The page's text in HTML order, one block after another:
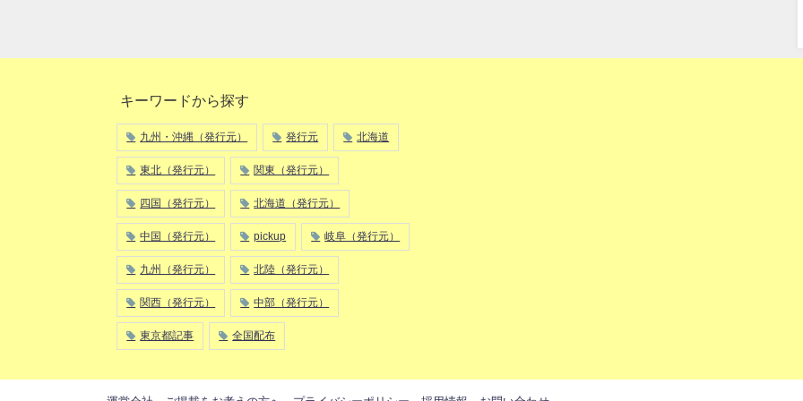
キーワードから探す
九州・沖縄（発行元） 発行元 北海道
東北（発行元） 関東（発行元）
四国（発行元） 北海道（発行元）
中国（発行元） pickup 岐阜（発行元）
九州（発行元） 北陸（発行元）
関西（発行元） 中部（発行元）
東京都記事 全国配布